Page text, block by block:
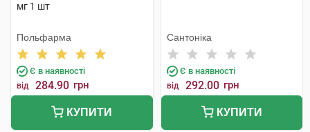
мг 1 шт
Польфарма
Є в наявності
від 284.90 грн
КУПИТИ
Сантоніка
Є в наявності
від 292.00 грн
КУПИТИ